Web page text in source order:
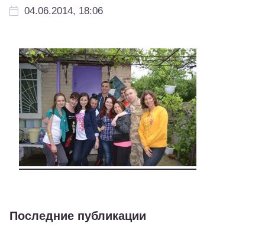
04.06.2014, 18:06
Последние публикации